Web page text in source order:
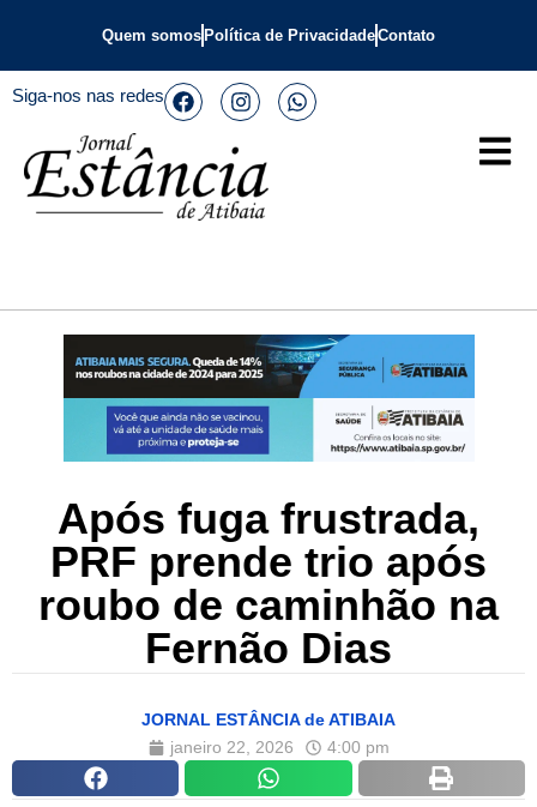
Quem somos Política de PrivacidadeContato
Siga-nos nas redes
Após fuga frustrada,
PRF prende trio após
roubo de caminhão na
Fernão Dias
JORNAL ESTÂNCIA de ATIBAIA
janeiro 22, 2026
4:00 pm